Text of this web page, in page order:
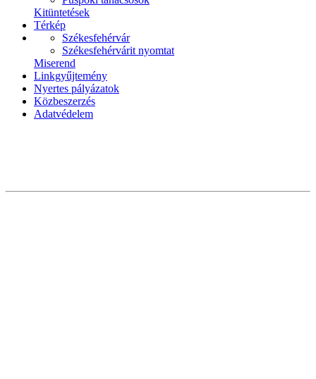
Kitüntetések
Térkép
Székesfehérvár
Székesfehérvárit nyomtat
Miserend
Linkgyűjtemény
Nyertes pályázatok
Közbeszerzés
Adatvédelem